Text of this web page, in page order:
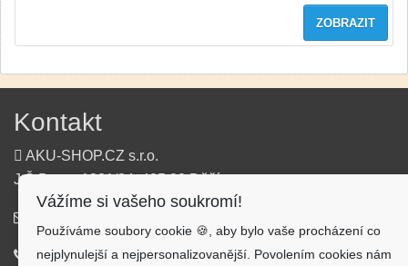
ZOBRAZIT
Kontakt
AKU-SHOP.CZ s.r.o.
J.Š.Baara 1331/34, 405 02 Děčín
720 500 500
Vážíme si vašeho soukromí!
Používáme soubory cookie 🍪, aby bylo vaše procházení co
nejplynulejší a nejpersonalizovanější. Povolením cookies nám